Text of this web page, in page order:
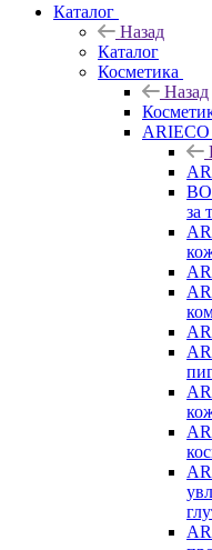
Каталог
Назад
Каталог
Косметика
Назад
ARIECO
за